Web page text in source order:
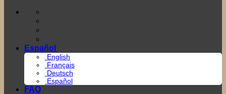
Español
English
Français
Deutsch
Español
FAQ